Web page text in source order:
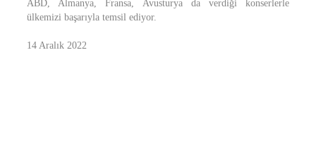
ABD, Almanya, Fransa, Avusturya da verdiği konserlerle
ülkemizi başarıyla temsil ediyor.
14 Aralık 2022